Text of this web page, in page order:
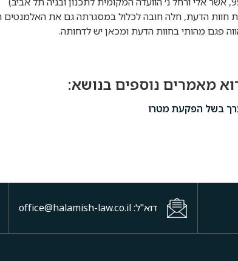
חוות הדעת, חלה חובה לכלול במסגרתה גם את האלמנטים
פגם מהותי בחוות הדעת ומכאן יש לדחותה.
בשל הפקעת מטרו
דוא"ל: office@halamish-law.co.il